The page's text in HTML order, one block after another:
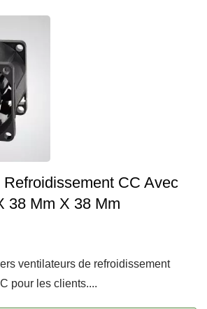
CC Avec
38 Mm X 38 Mm
ventilateurs de refroidissement
pour les clients....